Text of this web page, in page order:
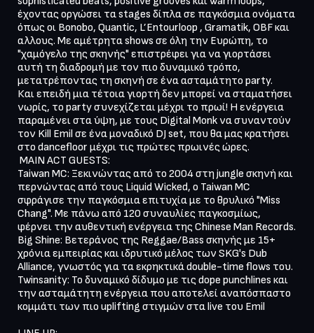
έχοντας οργώσει τα stages δίπλα σε παγκόσμια ονόματα
όπως οι Bonobo, Quantic, L’Entourloop , Gramatik, OBF και
αλλους. Με αμέτρητα shows σε όλη την Ευρώπη, το
"χαμόγελο της σκηνής" επιστρέφει για να γιορτάσει
αυτή τη διαδρομή με τον πιο δυναμικό τρόπο,
μετατρέποντας τη σκηνή σε ένα ασταμάτητο party.
Και επειδή μια τέτοια γιορτή δεν μπορεί να σταματήσει
νωρίς, το party συνεχίζεται μέχρι το πρωί! Η ενέργεια
παραμένει στα ύψη, με τους Digital Monk να συναντούν
τον Kill Emil σε ένα μοναδικό DJ set, που θα μας κρατήσει
στο dancefloor μέχρι τις πρώτες πρωινές ώρες.
Taiwan MC: Ξεκινώντας από το 2004 στη jungle σκηνή και
περνώντας από τους Liquid Wicked, ο Taiwan MC
σφράγισε την παγκόσμια επιτυχία με το θρυλικό "Miss
Chang". Με πάνω από 120 συναυλίες παγκοσμίως,
φέρνει την αυθεντική ενέργεια της Chinese Man Records.
Big Shine: Βετεράνος της Reggae/Bass σκηνής με 15+
χρόνια εμπειρίας και ιδρυτικό μέλος των SKG's Dub
Alliance, γνωστός για τα εκρηκτικά double-time flows του.
Twinsanity: Το δυναμικό δίδυμο με τις dope punchlines και
την ασταμάτητη ενέργεια που αποτελεί αναπόσπαστο
κομμάτι των πιο uplifting στιγμών στα live του Emil